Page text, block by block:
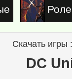
Скачать игры
DC